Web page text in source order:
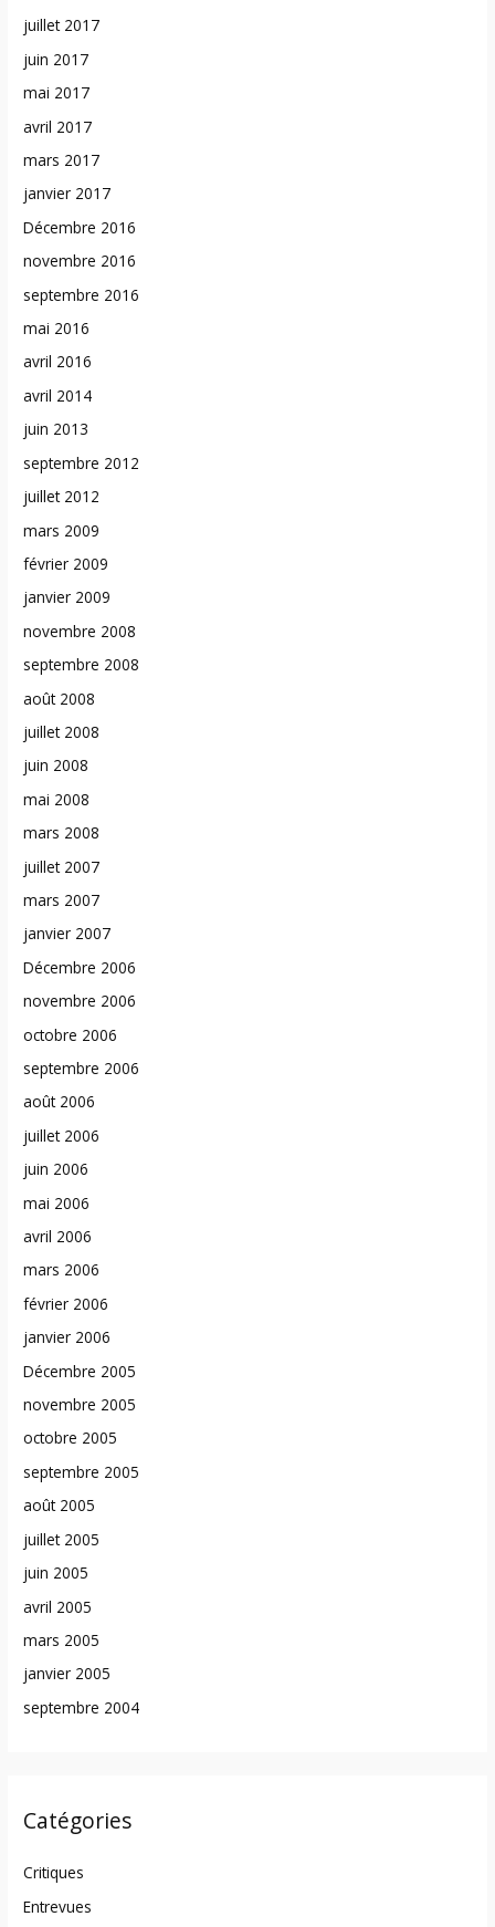
juillet 2017
juin 2017
mai 2017
avril 2017
mars 2017
janvier 2017
Décembre 2016
novembre 2016
septembre 2016
mai 2016
avril 2016
avril 2014
juin 2013
septembre 2012
juillet 2012
mars 2009
février 2009
janvier 2009
novembre 2008
septembre 2008
août 2008
juillet 2008
juin 2008
mai 2008
mars 2008
juillet 2007
mars 2007
janvier 2007
Décembre 2006
novembre 2006
octobre 2006
septembre 2006
août 2006
juillet 2006
juin 2006
mai 2006
avril 2006
mars 2006
février 2006
janvier 2006
Décembre 2005
novembre 2005
octobre 2005
septembre 2005
août 2005
juillet 2005
juin 2005
avril 2005
mars 2005
janvier 2005
septembre 2004
Catégories
Critiques
Entrevues